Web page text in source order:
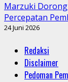
Marzuki
Percepatan
24 Juni 2026
Redaksi
Disclaimer
Pedoman